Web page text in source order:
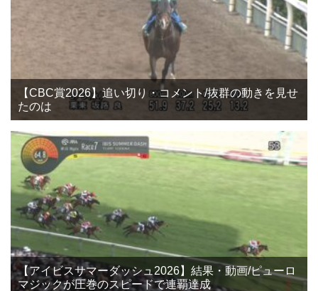
【CBC賞2026】追い切り・コメント/抜群の動きを見せ
たのは
【アイビスサマーダッシュ2026】結果・動画/ピューロ
マジックが圧巻のスピードで連覇達成